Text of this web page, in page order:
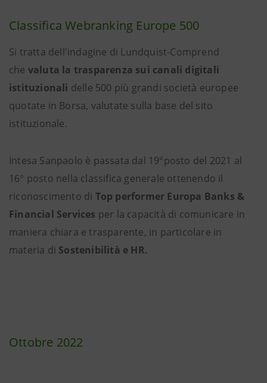
Classifica Webranking Europe 500
Si tratta dell'indagine di Lundquist-Comprend
che valuta la trasparenza sui canali digitali
istituzionali delle 500 più grandi società europee
quotate in Borsa, valutate sulla base del sito
istituzionale.
Intesa Sanpaolo è passata dal 19°posto del 2021 al
16° posto nella classifica generale ottenendo il
riconoscimento di Top performer Europa Banks &
Financial Services per la capacità di comunicare in
maniera chiara e trasparente, in particolare in
materia di Sostenibilità e HR.
Ottobre 2022